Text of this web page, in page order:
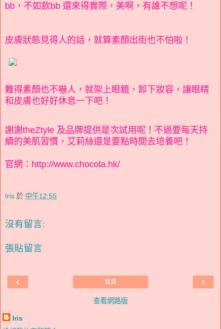
bb，不如飲bb 還來得實際，美啊，有誰不想呢！
皮膚狀態見得人的話，就算素顏出街也不怕啦！
難得素顏也不嚇人，就架上眼鏡，卸下妝容，讓眼睛
和皮膚也好好休息一下吧！
謝謝theZtyle 及品牌提供是次試用呢！不過要每天持
續的美肌習慣，艾莉絲還是要點時間去培養吧！
官網： http://www.chocola.hk/
Iris 於 中午12:55
沒有留言:
張貼留言
‹ ›
首頁
查看網路版
Iris